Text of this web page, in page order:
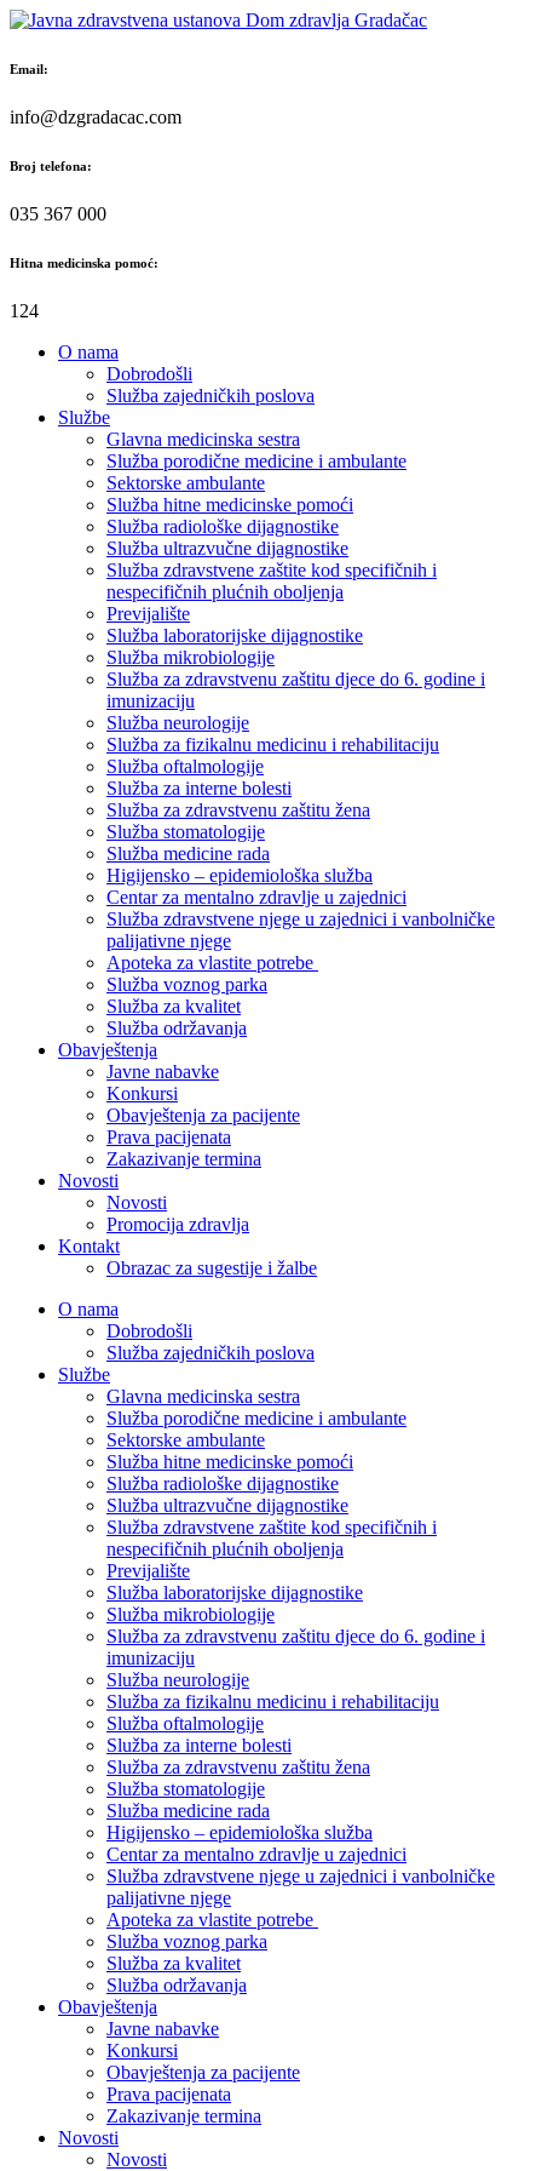
Skip
content
Email:
info@dzgradacac.com
Broj telefona:
035 367 000
Hitna medicinska pomoć:
124
O nama
Dobrodošli
Služba zajedničkih poslova
Službe
Glavna medicinska sestra
Služba porodične medicine i ambulante
Sektorske ambulante
Služba hitne medicinske pomoći
Služba radiološke dijagnostike
Služba ultrazvučne dijagnostike
Služba zdravstvene zaštite kod specifičnih i
nespecifičnih plućnih oboljenja
Previjalište
Služba laboratorijske dijagnostike
Služba mikrobiologije
Služba za zdravstvenu zaštitu djece do 6. godine i
imunizaciju
Služba neurologije
Služba za fizikalnu medicinu i rehabilitaciju
Služba oftalmologije
Služba za interne bolesti
Služba za zdravstvenu zaštitu žena
Služba stomatologije
Služba medicine rada
Higijensko – epidemiološka služba
Centar za mentalno zdravlje u zajednici
Služba zdravstvene njege u zajednici i vanbolničke
palijativne njege
Apoteka za vlastite potrebe
Služba voznog parka
Služba za kvalitet
Služba održavanja
Obavještenja
Javne nabavke
Konkursi
Obavještenja za pacijente
Prava pacijenata
Zakazivanje termina
Novosti
Novosti
Promocija zdravlja
Kontakt
Obrazac za sugestije i žalbe
O nama
Dobrodošli
Služba zajedničkih poslova
Službe
Glavna medicinska sestra
Služba porodične medicine i ambulante
Sektorske ambulante
Služba hitne medicinske pomoći
Služba radiološke dijagnostike
Služba ultrazvučne dijagnostike
Služba zdravstvene zaštite kod specifičnih i
nespecifičnih plućnih oboljenja
Previjalište
Služba laboratorijske dijagnostike
Služba mikrobiologije
Služba za zdravstvenu zaštitu djece do 6. godine i
imunizaciju
Služba neurologije
Služba za fizikalnu medicinu i rehabilitaciju
Služba oftalmologije
Služba za interne bolesti
Služba za zdravstvenu zaštitu žena
Služba stomatologije
Služba medicine rada
Higijensko – epidemiološka služba
Centar za mentalno zdravlje u zajednici
Služba zdravstvene njege u zajednici i vanbolničke
palijativne njege
Apoteka za vlastite potrebe
Služba voznog parka
Služba za kvalitet
Služba održavanja
Obavještenja
Javne nabavke
Konkursi
Obavještenja za pacijente
Prava pacijenata
Zakazivanje termina
Novosti
Novosti